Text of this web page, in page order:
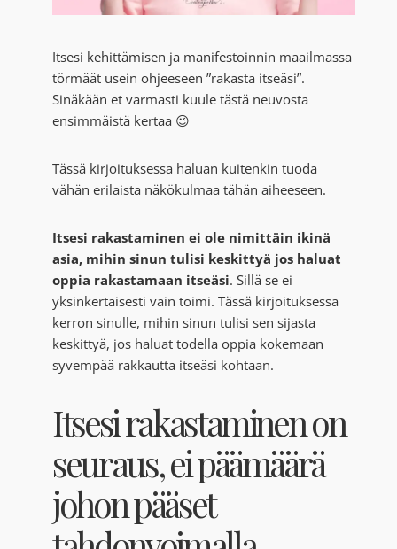
Itsesi kehittämisen ja manifestoinnin maailmassa
törmäät usein ohjeeseen ”rakasta itseäsi”.
Sinäkään et varmasti kuule tästä neuvosta
ensimmäistä kertaa 😉
Tässä kirjoituksessa haluan kuitenkin tuoda
vähän erilaista näkökulmaa tähän aiheeseen.
Itsesi rakastaminen ei ole nimittäin ikinä
asia, mihin sinun tulisi keskittyä jos haluat
oppia rakastamaan itseäsi. Sillä se ei
yksinkertaisesti vain toimi. Tässä kirjoituksessa
kerron sinulle, mihin sinun tulisi sen sijasta
keskittyä, jos haluat todella oppia kokemaan
syvempää rakkautta itseäsi kohtaan.
Itsesi rakastaminen on
seuraus, ei päämäärä
johon pääset